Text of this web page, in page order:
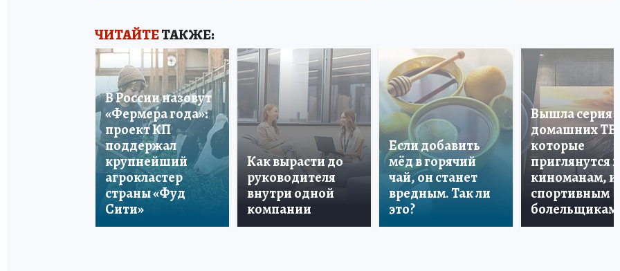
ЧИТАЙТЕТАКЖЕ:
В России назовут
«Фермера года»:
проект КП
поддержал
крупнейший
агрокластер
страны «Фуд
Сити»
Как вырасти до
руководителя
внутри одной
компании
Если добавить
мёд в горячий
чай, он станет
вредным. Так ли
это?
Вышла серия
домашних ТВ,
которые
приглянутся и
киноманам, и
спортивным
болельщикам